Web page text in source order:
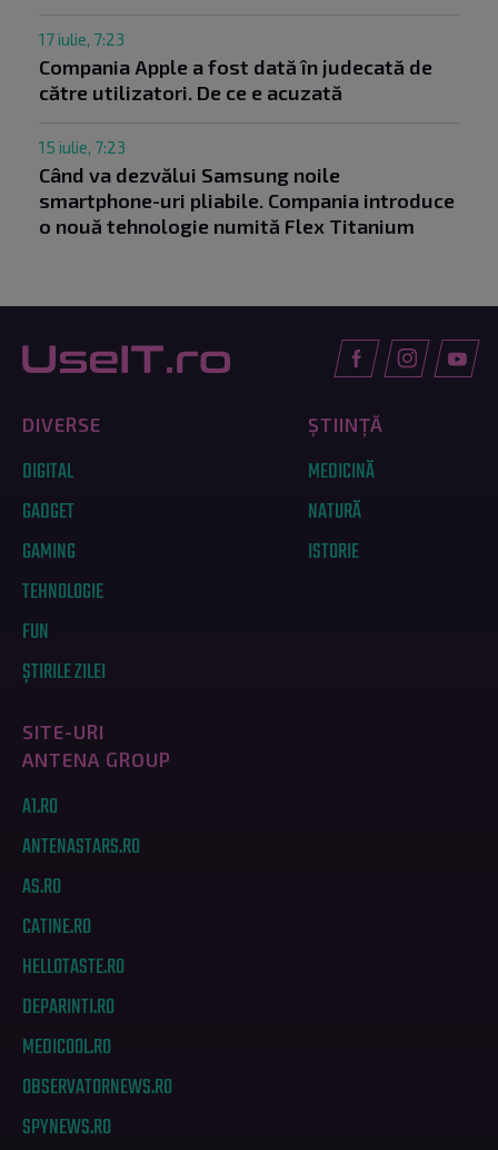
17 iulie, 7:23
Compania Apple a fost dată în judecată de
către utilizatori. De ce e acuzată
15 iulie, 7:23
Când va dezvălui Samsung noile
smartphone-uri pliabile. Compania introduce
o nouă tehnologie numită Flex Titanium
DIVERSE
DIGITAL
GADGET
GAMING
TEHNOLOGIE
FUN
ȘTIRILE ZILEI
ȘTIINȚĂ
MEDICINĂ
NATURĂ
ISTORIE
SITE-URI
ANTENA GROUP
A1.RO
ANTENASTARS.RO
AS.RO
CATINE.RO
HELLOTASTE.RO
DEPARINTI.RO
MEDICOOL.RO
OBSERVATORNEWS.RO
SPYNEWS.RO